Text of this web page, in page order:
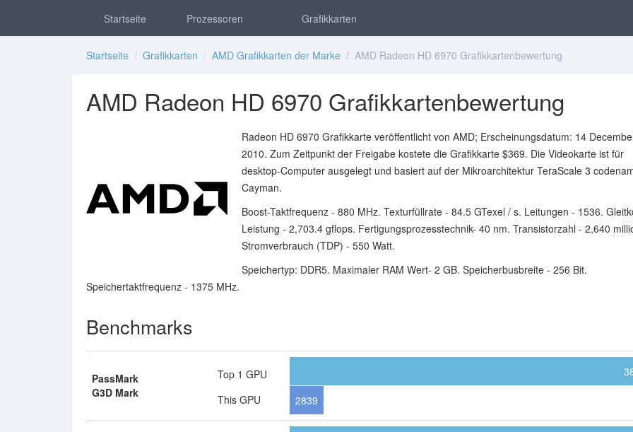
Startseite Prozessoren Grafikkarten
Startseite / Grafikkarten / AMD Grafikkarten der Marke / AMD Radeon HD 6970 Grafikkartenbewertung
AMD Radeon HD 6970 Grafikkartenbewertung
Radeon HD 6970 Grafikkarte veröffentlicht von AMD; Erscheinungsdatum: 14
2010. Zum Zeitpunkt der Freigabe kostete die Grafikkarte $369. Die Videokarte ist für
desktop-Computer ausgelegt und basiert auf der Mikroarchitektur TeraScale 3
Cayman.
Boost-Taktfrequenz - 880 MHz. Texturfüllrate - 84.5 GTexel / s. Leitungen - 1536.
Leistung - 2,703.4 gflops. Fertigungsprozesstechnik- 40 nm. Transistorzahl - 2,640
Stromverbrauch (TDP) - 550 Watt.
Speichertyp: DDR5. Maximaler RAM Wert- 2 GB. Speicherbusbreite - 256 Bit.
Speichertaktfrequenz - 1375 MHz.
Benchmarks
PassMark
G3D Mark
Top 1 GPU
This GPU
2839